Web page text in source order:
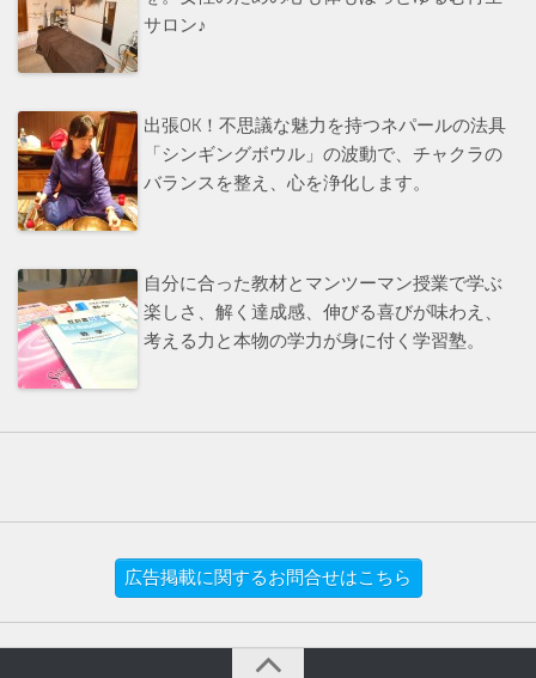
サロン♪
出張OK！不思議な魅力を持つネパールの法具
「シンギングボウル」の波動で、チャクラの
バランスを整え、心を浄化します。
自分に合った教材とマンツーマン授業で学ぶ
楽しさ、解く達成感、伸びる喜びが味わえ、
考える力と本物の学力が身に付く学習塾。
広告掲載に関するお問合せはこちら